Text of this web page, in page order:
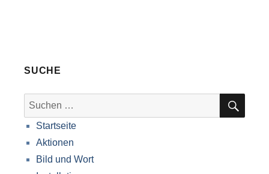
SUCHE
Suche
nach:
Startseite
Aktionen
Bild und Wort